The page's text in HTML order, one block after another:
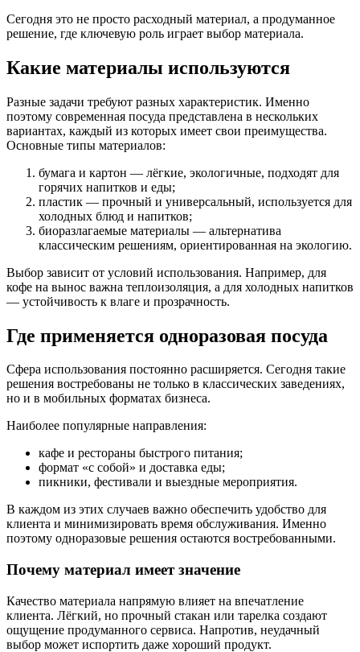
Сегодня это не просто расходный материал, а продуманное
решение, где ключевую роль играет выбор материала.
Какие материалы используются
Разные задачи требуют разных характеристик. Именно
поэтому современная посуда представлена в нескольких
вариантах, каждый из которых имеет свои преимущества.
Основные типы материалов:
бумага и картон — лёгкие, экологичные, подходят для
горячих напитков и еды;
пластик — прочный и универсальный, используется для
холодных блюд и напитков;
биоразлагаемые материалы — альтернатива
классическим решениям, ориентированная на экологию.
Выбор зависит от условий использования. Например, для
кофе на вынос важна теплоизоляция, а для холодных напитков
— устойчивость к влаге и прозрачность.
Где применяется одноразовая посуда
Сфера использования постоянно расширяется. Сегодня такие
решения востребованы не только в классических заведениях,
но и в мобильных форматах бизнеса.
Наиболее популярные направления:
кафе и рестораны быстрого питания;
формат «с собой» и доставка еды;
пикники, фестивали и выездные мероприятия.
В каждом из этих случаев важно обеспечить удобство для
клиента и минимизировать время обслуживания. Именно
поэтому одноразовые решения остаются востребованными.
Почему материал имеет значение
Качество материала напрямую влияет на впечатление
клиента. Лёгкий, но прочный стакан или тарелка создают
ощущение продуманного сервиса. Напротив, неудачный
выбор может испортить даже хороший продукт.